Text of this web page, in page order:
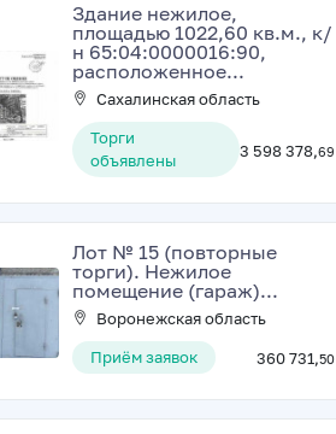
Здание нежилое,
площадью 1022,60 кв.м., к/
н 65:04:0000016:90,
расположенное...
Сахалинская область
Торги
объявлены
3 598 378,69
Лот № 15 (повторные
торги). Нежилое
помещение (гараж)...
Воронежская область
Приём заявок
360 731,50